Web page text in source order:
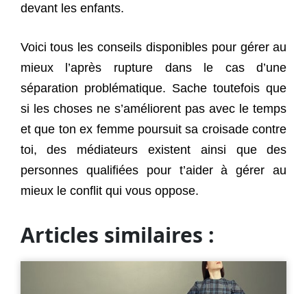
devant les enfants.
Voici tous les conseils disponibles pour gérer au
mieux l’après rupture dans le cas d’une
séparation problématique. Sache toutefois que
si les choses ne s’améliorent pas avec le temps
et que ton ex femme poursuit sa croisade contre
toi, des médiateurs existent ainsi que des
personnes qualifiées pour t’aider à gérer au
mieux le conflit qui vous oppose.
Articles similaires :